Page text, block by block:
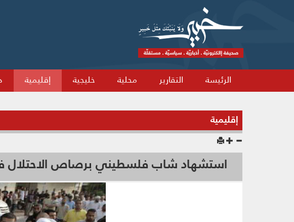
الرئيسة التقارير محلية خليجية إقليمية
إقليمية
استشهاد شاب فلسطيني برصاص الاحتلال